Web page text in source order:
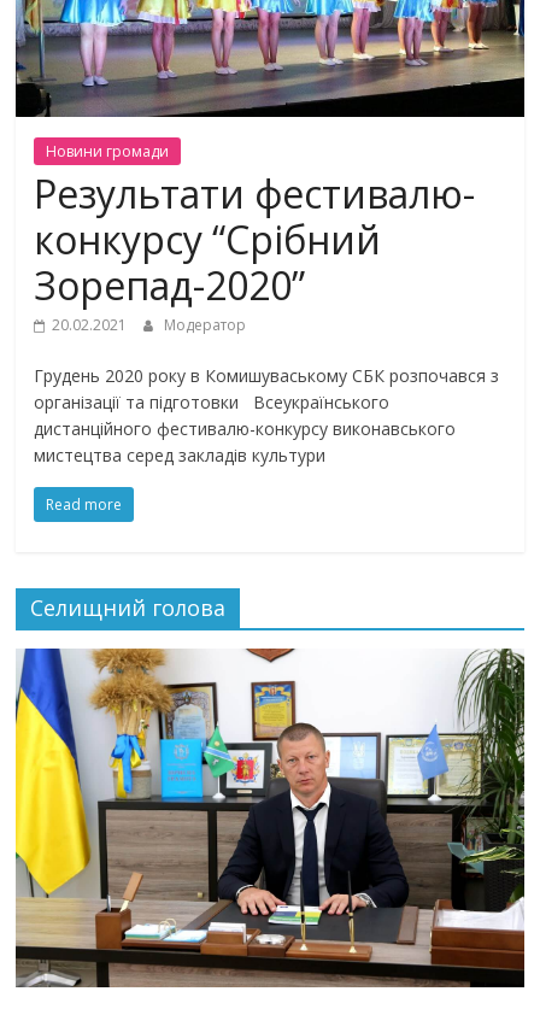
Новини громади
Результати фестивалю-
конкурсу “Срібний
Зорепад-2020”
20.02.2021 Модератор
Грудень 2020 року в Комишуваському СБК розпочався з
організації та підготовки Всеукраїнського
дистанційного фестивалю-конкурсу виконавського
мистецтва серед закладів культури
Read more
Селищний голова